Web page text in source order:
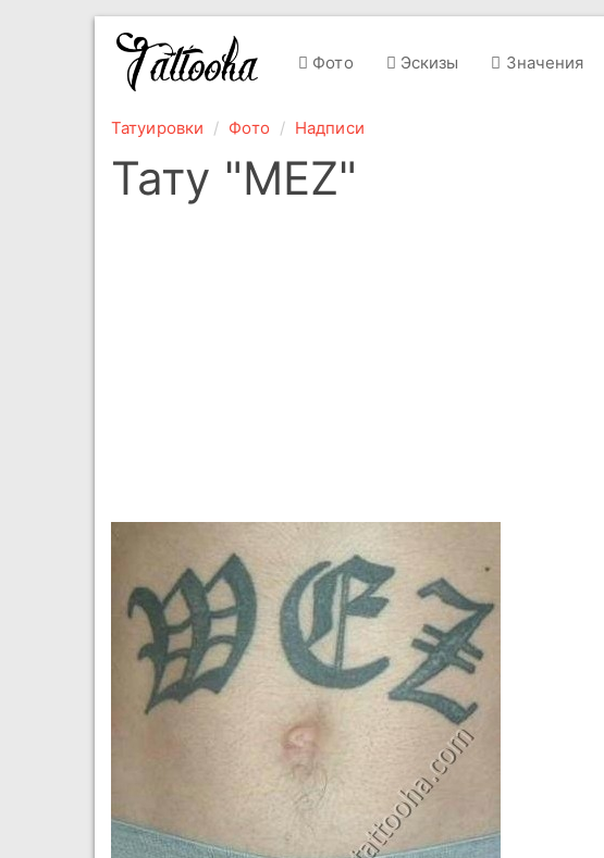
Фото Эскизы Значения
Татуировки Фото Надписи
Тату "MEZ"